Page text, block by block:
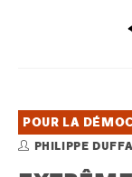
POUR LA
PHILIPPE